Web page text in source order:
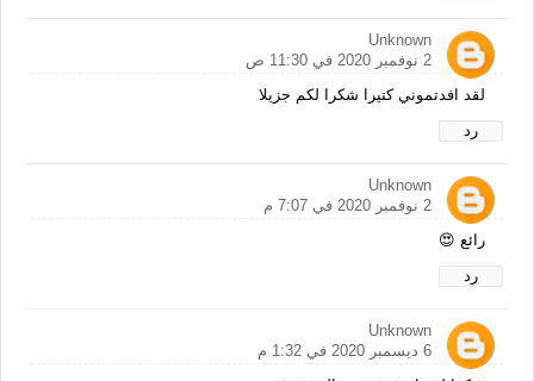
Unknown
2 نوفمبر 2020 في 11:30 ص
لقد افدتموني كتيرا شكرا لكم جزيلا
رد
Unknown
2 نوفمبر 2020 في 7:07 م
رائع 😍
رد
Unknown
6 ديسمبر 2020 في 1:32 م